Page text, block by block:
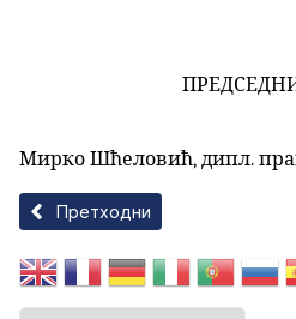
Мирко Шћеловић, дипл.
Претходни чланак: ЈАВНИ
Претходни